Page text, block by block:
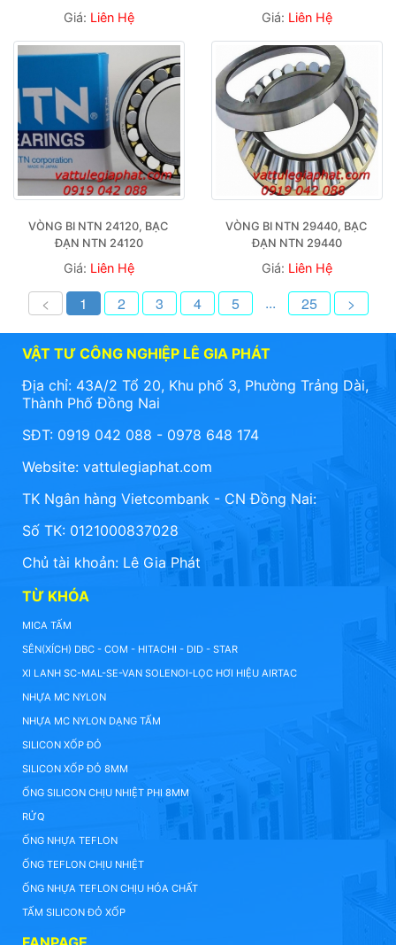
Giá: Liên Hệ Giá: Liên Hệ
VÒNG BI NTN 24120, BẠC
ĐẠN NTN 24120
Giá: Liên Hệ
VÒNG BI NTN 29440, BẠC
ĐẠN NTN 29440
Giá: Liên Hệ
< 1 2 3 4 5 ... 25 >
VẬT TƯ CÔNG NGHIỆP LÊ GIA PHÁT
Địa chỉ: 43A/2 Tổ 20, Khu phố 3, Phường Trảng Dài,
Thành Phố Đồng Nai
SĐT: 0919 042 088 - 0978 648 174
Website: vattulegiaphat.com
TK Ngân hàng Vietcombank - CN Đồng Nai:
Số TK: 0121000837028
Chủ tài khoản: Lê Gia Phát
TỪ KHÓA
MICA TẤM
SÊN(XÍCH) DBC - COM - HITACHI - DID - STAR
XI LANH SC-MAL-SE-VAN SOLENOI-LỌC HƠI HIỆU AIRTAC
NHỰA MC NYLON
NHỰA MC NYLON DẠNG TẤM
SILICON XỐP ĐỎ
SILICON XỐP ĐỎ 8MM
ỐNG SILICON CHỊU NHIỆT PHI 8MM
RỬQ
ỐNG NHỰA TEFLON
ỐNG TEFLON CHỊU NHIỆT
ỐNG NHỰA TEFLON CHỊU HÓA CHẤT
TẤM SILICON ĐỎ XỐP